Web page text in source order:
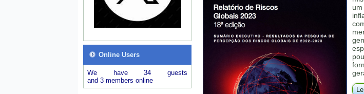
Online Users
We have 34 guests
and 3 members online